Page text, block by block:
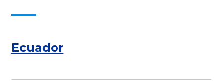
Ecuador